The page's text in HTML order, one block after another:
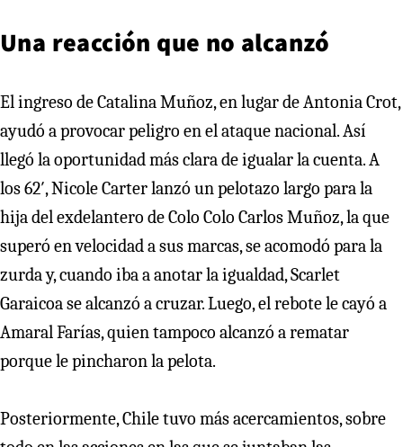
Una reacción que no alcanzó
El ingreso de Catalina Muñoz, en lugar de Antonia Crot,
ayudó a provocar peligro en el ataque nacional. Así
llegó la oportunidad más clara de igualar la cuenta. A
los 62′, Nicole Carter lanzó un pelotazo largo para la
hija del exdelantero de Colo Colo Carlos Muñoz, la que
superó en velocidad a sus marcas, se acomodó para la
zurda y, cuando iba a anotar la igualdad, Scarlet
Garaicoa se alcanzó a cruzar. Luego, el rebote le cayó a
Amaral Farías, quien tampoco alcanzó a rematar
porque le pincharon la pelota.
Posteriormente, Chile tuvo más acercamientos, sobre